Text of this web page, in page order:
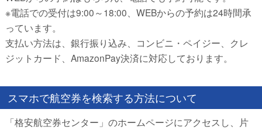
※電話での受付は9:00～18:00、WEBからの予約は24時間承
っています。
支払い方法は、銀行振り込み、コンビニ・ペイジー、クレ
ジットカード、AmazonPay決済に対応しております。
スマホで航空券を検索する方法について
「格安航空券センター」のホームページにアクセスし、片